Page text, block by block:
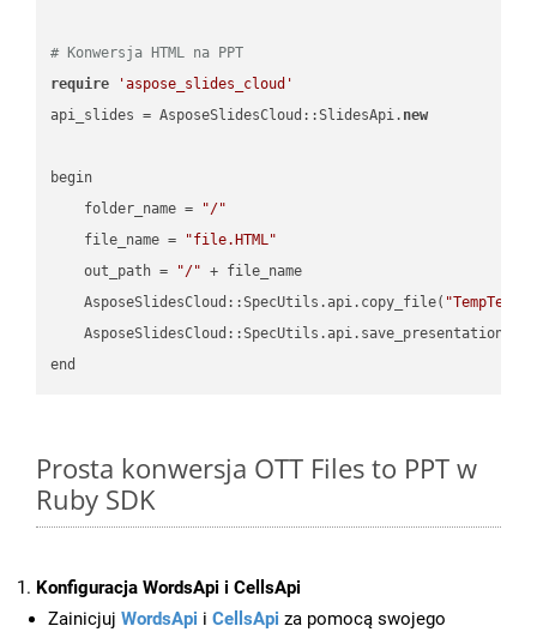
# Konwersja HTML na PPT
require
'aspose_slides_cloud'
api_slides = AsposeSlidesCloud::SlidesApi. new
begin
    folder_name =
"/"
    file_name =
"file.HTML"
    out_path =
"/" + file_name
    AsposeSlidesCloud::SpecUtils.api.copy_file(
Prosta konwersja OTT Files to PPT w
Ruby SDK
Konfiguracja WordsApi i CellsApi
Zainicjuj WordsApi i CellsApi za pomocą swojego